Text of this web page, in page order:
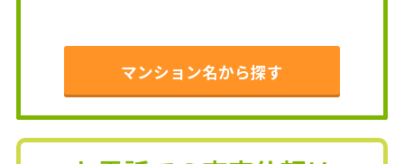
マンション名から探す